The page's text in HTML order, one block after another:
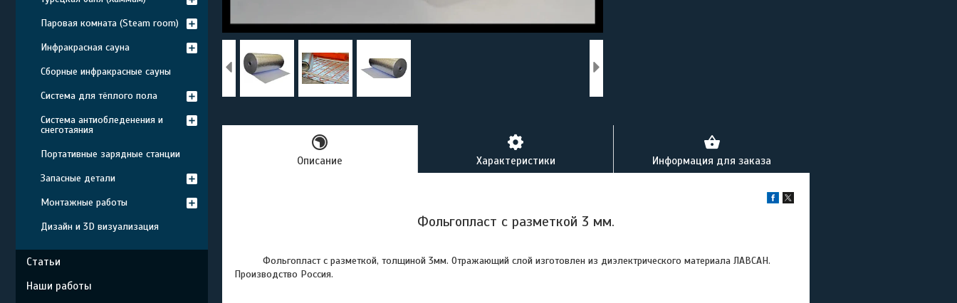
Описание Характеристики Информация для заказа
Фольгопласт с разметкой 3 мм.
Фольгопласт с разметкой, толщиной 3мм. Отражающий слой изготовлен из диэлектрического материала ЛАВСАН.
Производство Россия.
Паровая комната (Steam room)
Инфракрасная сауна
Сборные инфракрасные сауны
Система для тёплого пола
Система антиобледенения и
снеготаяния
Портативные зарядные станции
Запасные детали
Монтажные работы
Дизайн и 3D визуализация
Статьи
Наши работы